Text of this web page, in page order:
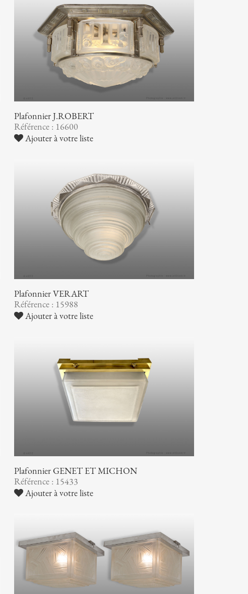
Plafonnier J.ROBERT
Référence : 16600
Ajouter à votre liste
Plafonnier VERART
Référence : 15988
Ajouter à votre liste
Plafonnier GENET ET MICHON
Référence : 15433
Ajouter à votre liste